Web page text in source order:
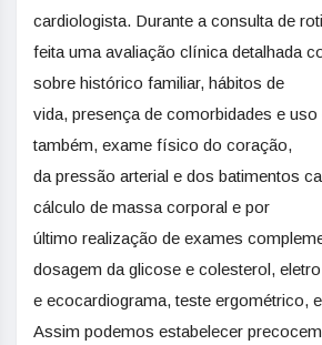
cardiologista. Durante a consulta de
feita uma avaliação clínica detalhada
sobre histórico familiar, hábitos de
vida, presença de comorbidades e
também, exame físico do coração,
da pressão arterial e dos batimentos
cálculo de massa corporal e por
último realização de exames
dosagem da glicose e colesterol, eletro
e ecocardiograma, teste ergométrico,
Assim podemos estabelecer